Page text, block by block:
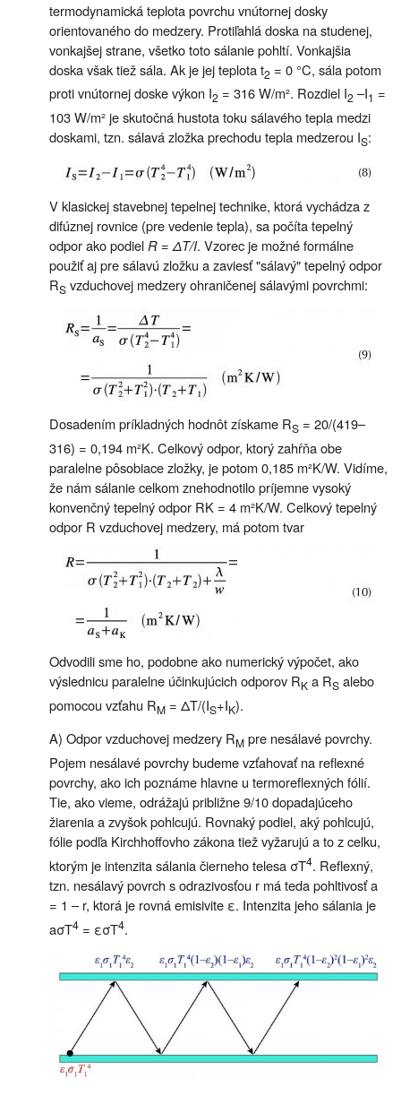
termodynamická teplota povrchu vnútornej dosky
orientovaného do medzery. Protiľahlá doska na studenej,
vonkajšej strane, všetko toto sálanie pohltí. Vonkajšia
doska však tiež sála. Ak je jej teplota t2 = 0 °C, sála potom
proti vnútornej doske výkon I2 = 316 W/m². Rozdiel I2 –I1 =
103 W/m² je skutočná hustota toku sálavého tepla medzi
doskami, tzn. sálavá zložka prechodu tepla medzerou IS:
V klasickej stavebnej tepelnej technike, ktorá vychádza z
difúznej rovnice (pre vedenie tepla), sa počíta tepelný
odpor ako podielR = ΔT/I. Vzorec je možné formálne
použiť aj pre sálavú zložku a zaviesť "sálavý" tepelný odpor
RS vzduchovej medzery ohraničenej sálavými povrchmi:
Dosadením príkladných hodnôt získame RS = 20/(419–
316) = 0,194 m²K. Celkový odpor, ktorý zahŕňa obe
paralelne pôsobiace zložky, je potom 0,185 m²K/W. Vidíme,
že nám sálanie celkom znehodnotilo príjemne vysoký
konvenčný tepelný odpor RK = 4 m²K/W. Celkový tepelný
odpor R vzduchovej medzery, má potom tvar
Odvodili sme ho, podobne ako numerický výpočet, ako
výslednicu paralelne účinkujúcich odporov RK a RS alebo
pomocou vzťahu RM = ΔT/(IS+IK).
A) Odpor vzduchovej medzery RM pre nesálavé povrchy.
Pojem nesálavé povrchy budeme vzťahovať na reflexné
povrchy, ako ich poznáme hlavne u termoreflexných fólií.
Tie, ako vieme, odrážajú približne 9/10 dopadajúceho
žiarenia a zvyšok pohlcujú. Rovnaký podiel, aký pohlcujú,
fólie podľa Kirchhoffovho zákona tiež vyžarujú a to z celku,
ktorým je intenzita sálania čierneho telesa σT4. Reflexný,
tzn. nesálavý povrch s odrazivosťou r má teda pohltivosť a
= 1 – r, ktorá je rovná emisivite ε. Intenzita jeho sálania je
aσT4 = εσT4.